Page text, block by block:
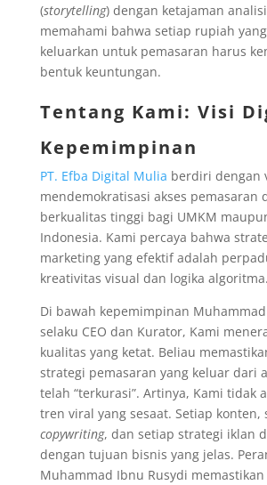
(storytelling) dengan ketajaman
memahami bahwa setiap rupiah
keluarkan untuk pemasaran harus
bentuk keuntungan.
Tentang Kami: Visi
Kepemimpinan
PT. Efba Digital Mulia berdiri dengan
mendemokratisasi akses pemasaran
berkualitas tinggi bagi UMKM
Indonesia. Kami percaya bahwa
marketing yang efektif adalah
kreativitas visual dan logika algoritma.
Di bawah kepemimpinan
selaku CEO dan Kurator, Kami
kualitas yang ketat. Beliau
strategi pemasaran yang keluar dari
telah “terkurasi”. Artinya, Kami tidak
tren viral yang sesaat. Setiap konten,
copywriting, dan setiap strategi iklan
dengan tujuan bisnis yang jelas.
Muhammad Ibnu Rusydi